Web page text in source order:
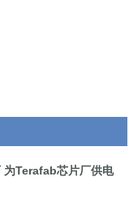
为Terafab芯片厂供电